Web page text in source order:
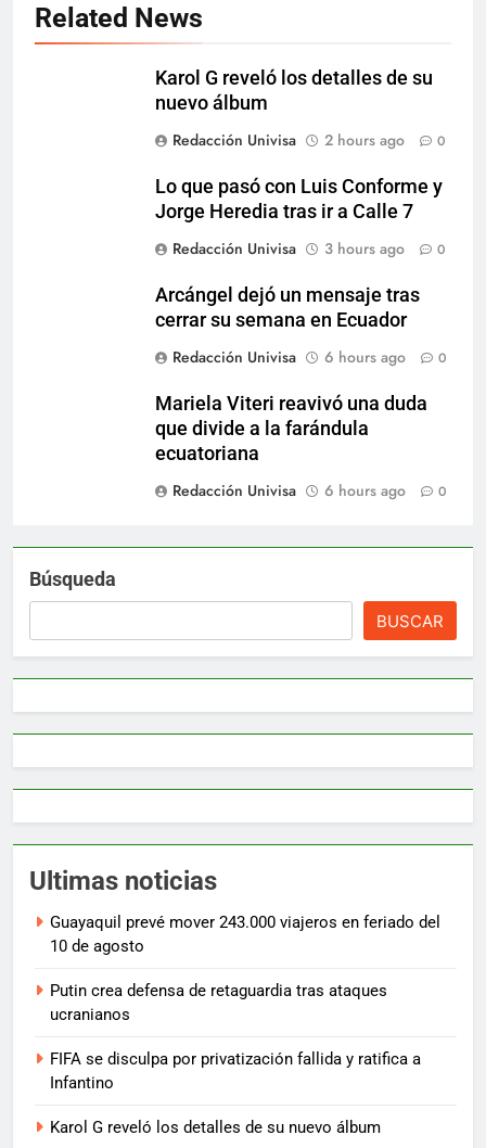
Related News
Karol G reveló los detalles de su
nuevo álbum
Redacción Univisa
2 hours ago 0
Lo que pasó con Luis Conforme y
Jorge Heredia tras ir a Calle 7
Redacción Univisa
3 hours ago 0
Arcángel dejó un mensaje tras
cerrar su semana en Ecuador
Redacción Univisa
6 hours ago 0
Mariela Viteri reavivó una duda
que divide a la farándula
ecuatoriana
Redacción Univisa
6 hours ago 0
Búsqueda
BUSCAR
Ultimas noticias
Guayaquil prevé mover 243.000 viajeros en feriado del
10 de agosto
Putin crea defensa de retaguardia tras ataques
ucranianos
FIFA se disculpa por privatización fallida y ratifica a
Infantino
Karol G reveló los detalles de su nuevo álbum